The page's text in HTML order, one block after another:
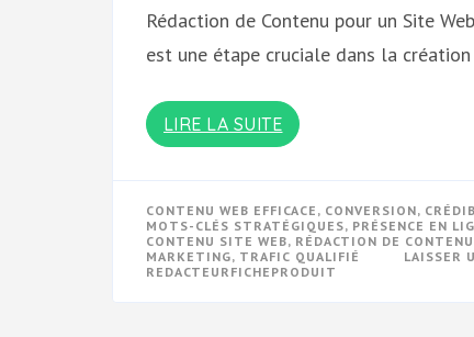
Rédaction de Contenu pour un Site
est une étape cruciale dans la
LIRE LA SUITE
CONTENU WEB EFFICACE , CONVERSION,
MOTS-CLÉS STRATÉGIQUES, PRÉSENCE EN
CONTENU SITE WEB, RÉDACTION DE CONTENU
MARKETING, TRAFIC QUALIFIÉ LAISSER
REDACTEURFICHEPRODUIT